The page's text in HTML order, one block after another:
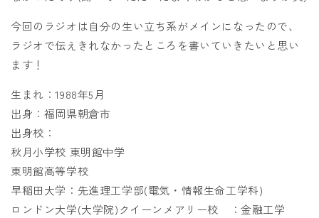
今回のラジオは自分の生い立ち系がメインになったので、
ラジオで伝えきれなかったところを書いていきたいと思い
ます！
生まれ：1988年5月
出身：福岡県朝倉市
出身校：
秋月小学校 東明館中学
東明館高等学校
早稲田大学：先進理工学部(電気・情報生命工学科)
ロンドン大学(大学院)クイーンメアリー校 ：金融工学